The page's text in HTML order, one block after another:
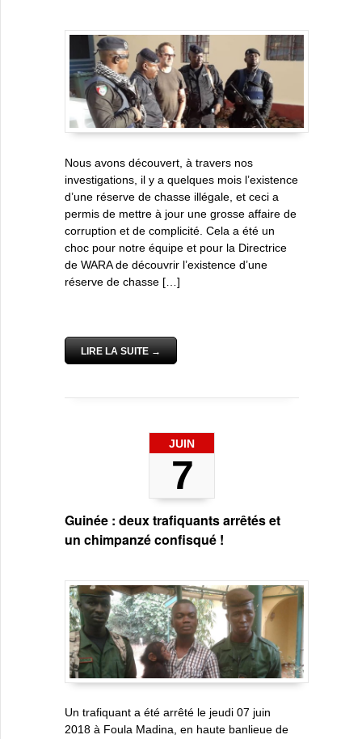
Nous avons découvert, à travers nos
investigations, il y a quelques mois l’existence
d’une réserve de chasse illégale, et ceci a
permis de mettre à jour une grosse affaire de
corruption et de complicité. Cela a été un
choc pour notre équipe et pour la Directrice
de WARA de découvrir l’existence d’une
réserve de chasse […]
LIRE LA SUITE →
JUIN
7
Guinée : deux trafiquants arrêtés et
un chimpanzé confisqué !
Un trafiquant a été arrêté le jeudi 07 juin
2018 à Foula Madina, en haute banlieue de